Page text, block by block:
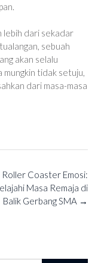
lebih dari sekadar
sebuah
akan selalu
mungkin tidak setuju,
dari masa-masa
Roller Coaster Emosi:
Masa Remaja di
Balik Gerbang SMA →